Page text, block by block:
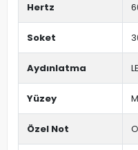
Hertz
Soket
Aydınlatma
Yüzey
Özel Not